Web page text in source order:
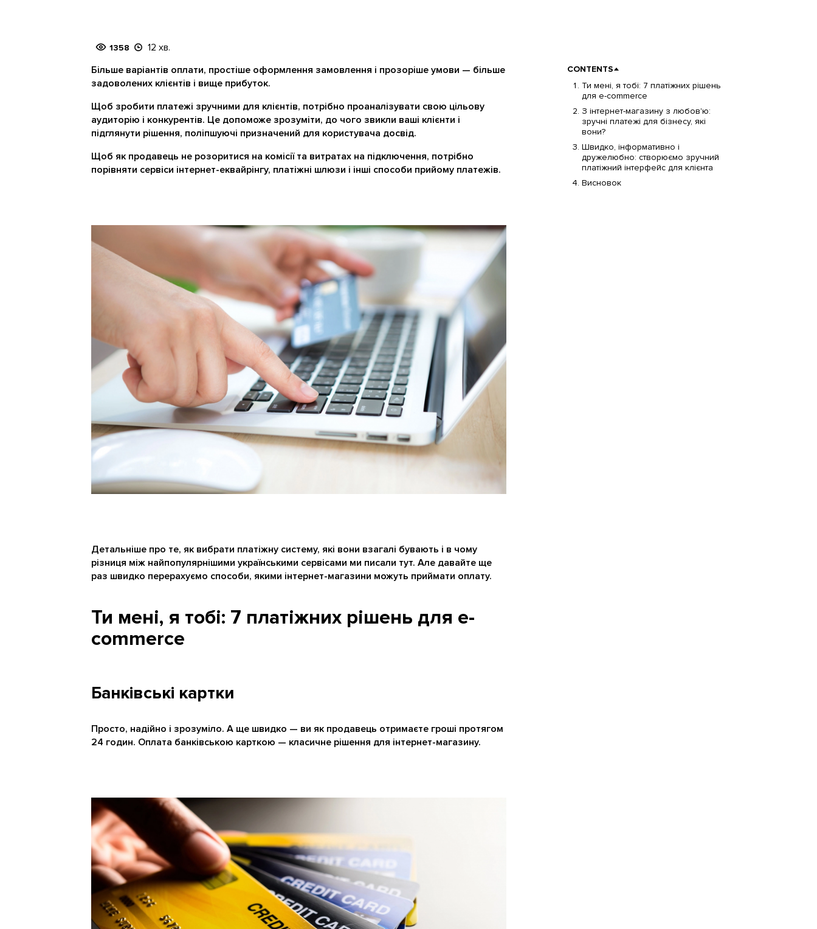
1358 12 хв.
CONTENTS
Ти мені, я тобі: 7 платіжних рішень
для e-commerce
З інтернет-магазину з любов'ю:
зручні платежі для бізнесу, які
вони?
Швидко, інформативно і
дружелюбно: створюємо зручний
платіжний інтерфейс для клієнта
Висновок
Більше варіантів оплати, простіше оформлення замовлення і прозоріше умови — більше
задоволених клієнтів і вище прибуток.
Щоб зробити платежі зручними для клієнтів, потрібно проаналізувати свою цільову
аудиторію і конкурентів. Це допоможе зрозуміти, до чого звикли ваші клієнти і
підглянути рішення, поліпшуючі призначений для користувача досвід.
Щоб як продавець не розоритися на комісії та витратах на підключення, потрібно
порівняти сервіси інтернет-еквайрінгу, платіжні шлюзи і інші способи прийому платежів.
Детальніше про те, як вибрати платіжну систему, які вони взагалі бувають і в чому
різниця між найпопулярнішими українськими сервісами ми писали тут. Але давайте ще
раз швидко перерахуємо способи, якими інтернет-магазини можуть приймати оплату.
Ти мені, я тобі: 7 платіжних рішень для e-
commerce
Банківські картки
Просто, надійно і зрозуміло. А ще швидко — ви як продавець отримаєте гроші протягом
24 годин. Оплата банківською карткою — класичне рішення для інтернет-магазину.